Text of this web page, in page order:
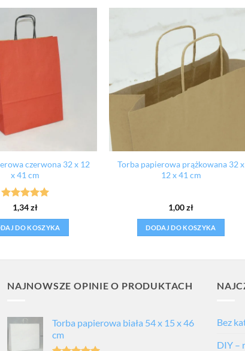
czerwona 32 x 12
x 41 cm
Oceniono
1,34zł
DO KOSZYKA
Torba papierowa prążkowana 32 x
12 x 41 cm
1,00zł
DODAJ DO KOSZYKA
NAJNOWSZE OPINIE O PRODUKTACH
Torba papierowa biała 54 x 15 x 46
cm
Bez
DIY –